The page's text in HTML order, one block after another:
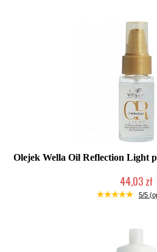
Olejek Wella Oil Reflection Light
44,03 zł
Mała ilość (wysyłka
5/5